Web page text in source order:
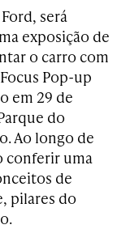
será
exposição de
o carro com
Pop-up
em 29 de
do
Ao longo de
conferir uma
de
pilares do